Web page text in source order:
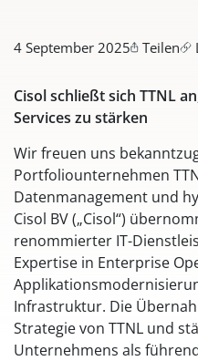
4 September 2025 Teilen
Cisol schließt sich TTNL
Services zu stärken
Wir freuen uns
Portfoliounternehmen
Datenmanagement und
Cisol BV („Cisol“)
renommierter IT-
Expertise in Enterprise
Infrastruktur. Die
Strategie von TTNL und
Unternehmens als